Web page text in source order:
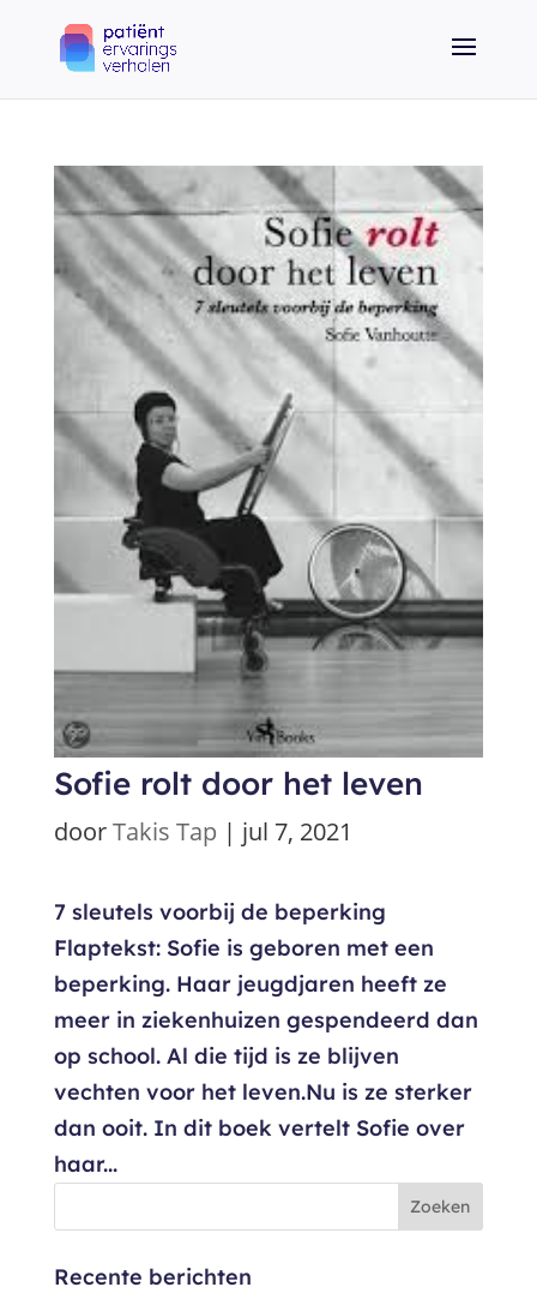
Sofie rolt door het leven
doorTakis Tap | jul 7, 2021
7 sleutels voorbij de beperking
Flaptekst: Sofie is geboren met een
beperking. Haar jeugdjaren heeft ze
meer in ziekenhuizen gespendeerd dan
op school. Al die tijd is ze blijven
vechten voor het leven.Nu is ze sterker
dan ooit. In dit boek vertelt Sofie over
haar...
Recente berichten